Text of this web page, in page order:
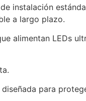
instalación
a largo plazo.
alimentan LEDs
para